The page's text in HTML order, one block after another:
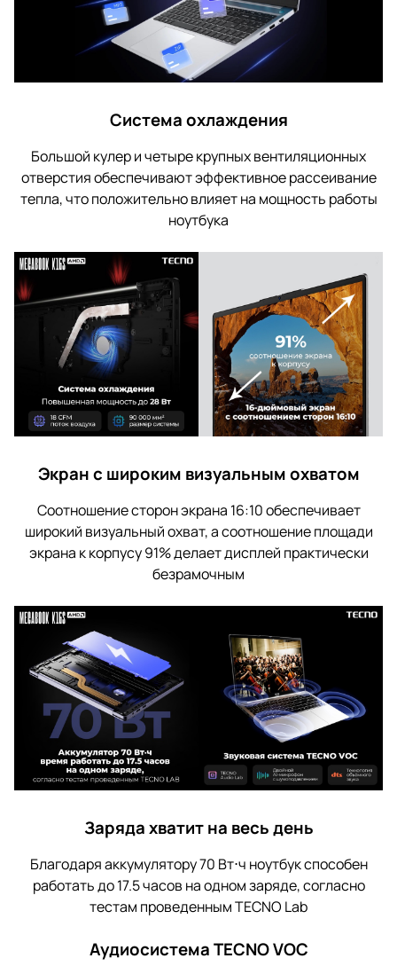
Система охлаждения
Большой кулер и четыре крупных вентиляционных
отверстия обеспечивают эффективное рассеивание
тепла, что положительно влияет на мощность работы
ноутбука
Экран с широким визуальным охватом
Соотношение сторон экрана 16:10 обеспечивает
широкий визуальный охват, а соотношение площади
экрана к корпусу 91% делает дисплей практически
безрамочным
Заряда хватит на весь день
Благодаря аккумулятору 70 Вт⋅ч ноутбук способен
работать до 17.5 часов на одном заряде, согласно
тестам проведенным TECNO Lab
Аудиосистема TECNO VOC